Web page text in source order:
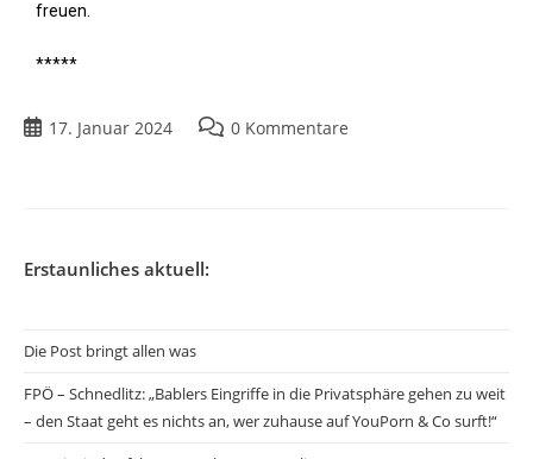
freuen.
*****
17. Januar 2024 0 Kommentare
Erstaunliches aktuell:
Die Post bringt allen was
FPÖ – Schnedlitz: „Bablers Eingriffe in die Privatsphäre gehen zu weit
– den Staat geht es nichts an, wer zuhause auf YouPorn & Co surft!“